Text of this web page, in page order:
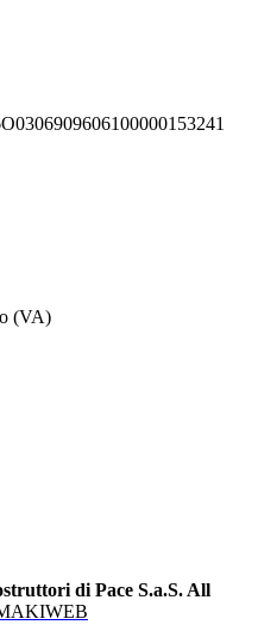
(VA)
di Pace S.a.S. All